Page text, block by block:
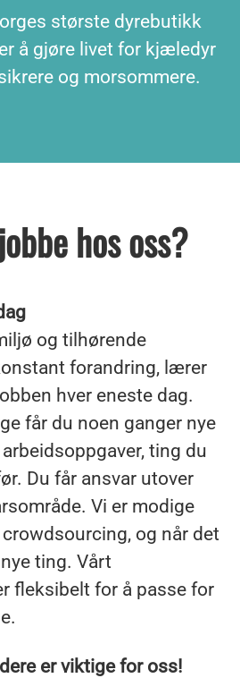
største dyrebutikk
å gjøre livet for kjæledyr
og morsommere.
hos oss?
og tilhørende
forandring, lærer
hver eneste dag.
får du noen ganger nye
ting du
Du får ansvar utover
Vi er modige
og når det
ting. Vårt
fleksibelt for å passe for
er viktige for oss!